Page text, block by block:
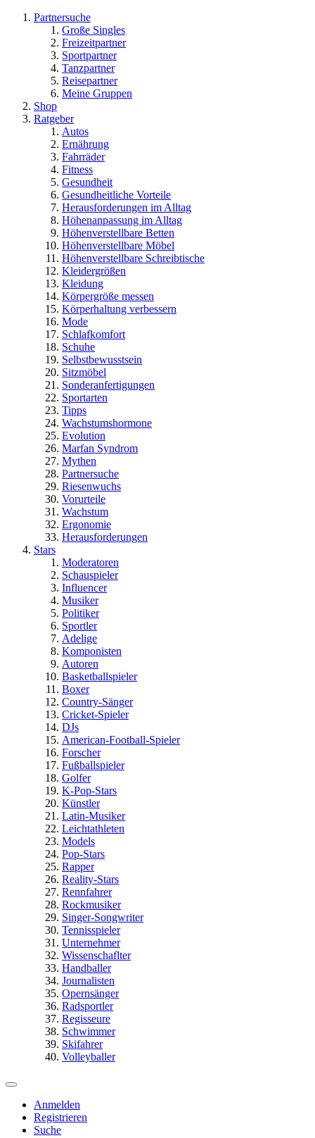
Partnersuche
Große Singles
Freizeitpartner
Sportpartner
Tanzpartner
Reisepartner
Meine Gruppen
Shop
Ratgeber
Autos
Ernährung
Fahrräder
Fitness
Gesundheit
Gesundheitliche Vorteile
Herausforderungen im Alltag
Höhenanpassung im Alltag
Höhenverstellbare Betten
Höhenverstellbare Möbel
Höhenverstellbare Schreibtische
Kleidergrößen
Kleidung
Körpergröße messen
Körperhaltung verbessern
Mode
Schlafkomfort
Schuhe
Selbstbewusstsein
Sitzmöbel
Sonderanfertigungen
Sportarten
Tipps
Wachstumshormone
Evolution
Marfan Syndrom
Mythen
Partnersuche
Riesenwuchs
Vorurteile
Wachstum
Ergonomie
Herausforderungen
Stars
Moderatoren
Schauspieler
Influencer
Musiker
Politiker
Sportler
Adelige
Komponisten
Autoren
Basketballspieler
Boxer
Country-Sänger
Cricket-Spieler
DJs
American-Football-Spieler
Forscher
Fußballspieler
Golfer
K-Pop-Stars
Künstler
Latin-Musiker
Leichtathleten
Models
Pop-Stars
Rapper
Reality-Stars
Rennfahrer
Rockmusiker
Singer-Songwriter
Tennisspieler
Unternehmer
Wissenschaflter
Handballer
Journalisten
Opernsänger
Radsportler
Regisseure
Schwimmer
Skifahrer
Volleyballer
Anmelden
Registrieren
Suche